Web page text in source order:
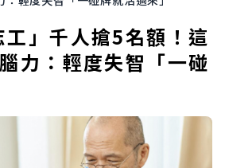
」千人搶5名額！這
力：輕度失智「一碰